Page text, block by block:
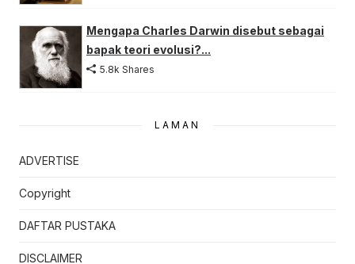
Mengapa Charles Darwin disebut sebagai
bapak teori evolusi?...
5.8k Shares
LAMAN
ADVERTISE
Copyright
DAFTAR PUSTAKA
DISCLAIMER